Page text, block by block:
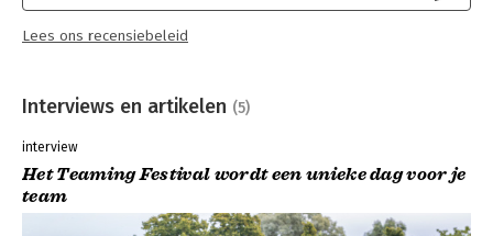
Lees ons recensiebeleid
Interviews en artikelen (5)
interview
Het Teaming Festival wordt een unieke dag voor je
team